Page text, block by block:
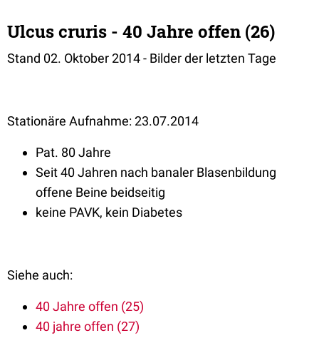
Ulcus cruris - 40 Jahre offen (26)
Stand 02. Oktober 2014 - Bilder der letzten Tage
Stationäre Aufnahme: 23.07.2014
Pat. 80 Jahre
Seit 40 Jahren nach banaler Blasenbildung
offene Beine beidseitig
keine PAVK, kein Diabetes
Siehe auch:
40 Jahre offen (25)
40 jahre offen (27)